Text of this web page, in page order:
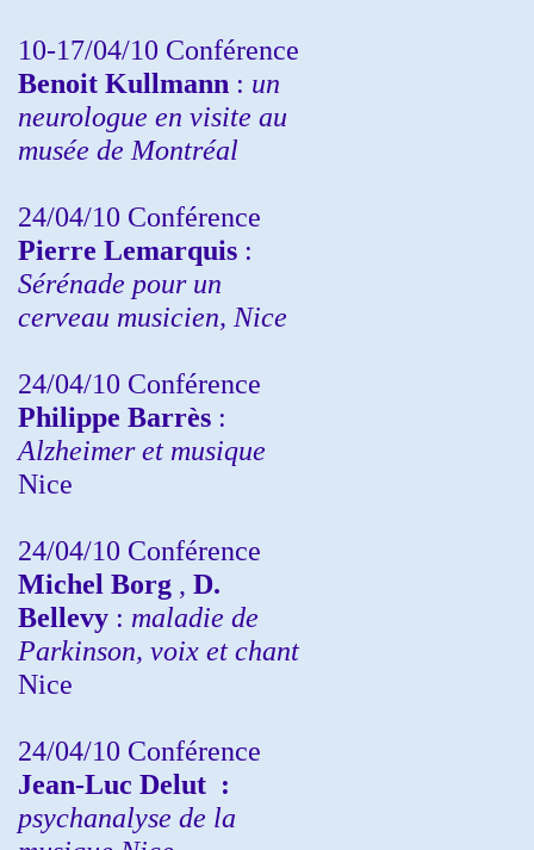
10-17/04/10 Conférence
Benoit Kullmann : un
neurologue en visite au
musée de Montréal
24/04/10 Conférence
Pierre Lemarquis :
Sérénade pour un
cerveau musicien, Nice
24/04/10 Conférence
Philippe Barrès :
Alzheimer et musique
Nice
24/04/10 Conférence
Michel Borg , D.
Bellevy : maladie de
Parkinson, voix et chant
Nice
24/04/10 Conférence
Jean-Luc Delut :
psychanalyse de la